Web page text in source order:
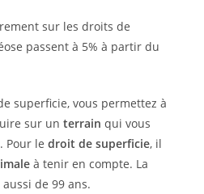
superficie, vous permettez à
sur un terrain qui vous
Pour le droit de superficie, il
à tenir en compte. La
de 99 ans.